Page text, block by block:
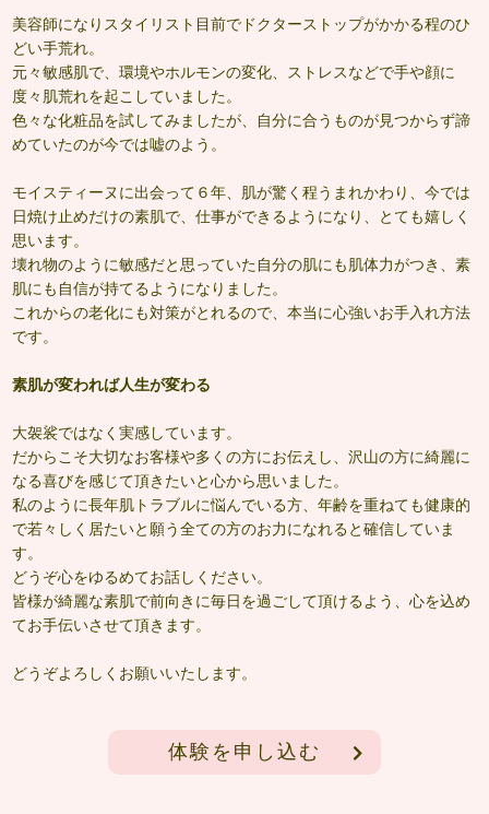
美容師になりスタイリスト目前でドクターストップがかかる程のひ
どい手荒れ。
元々敏感肌で、環境やホルモンの変化、ストレスなどで手や顔に
度々肌荒れを起こしていました。
色々な化粧品を試してみましたが、自分に合うものが見つからず諦
めていたのが今では嘘のよう。
モイスティーヌに出会って６年、肌が驚く程うまれかわり、今では
日焼け止めだけの素肌で、仕事ができるようになり、とても嬉しく
思います。
壊れ物のように敏感だと思っていた自分の肌にも肌体力がつき、素
肌にも自信が持てるようになりました。
これからの老化にも対策がとれるので、本当に心強いお手入れ方法
です。
素肌が変われば人生が変わる
大袈裟ではなく実感しています。
だからこそ大切なお客様や多くの方にお伝えし、沢山の方に綺麗に
なる喜びを感じて頂きたいと心から思いました。
私のように長年肌トラブルに悩んでいる方、年齢を重ねても健康的
で若々しく居たいと願う全ての方のお力になれると確信していま
す。
どうぞ心をゆるめてお話しください。
皆様が綺麗な素肌で前向きに毎日を過ごして頂けるよう、心を込め
てお手伝いさせて頂きます。
どうぞよろしくお願いいたします。
体験を申し込む